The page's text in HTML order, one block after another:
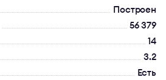
Построен
56 379
14
3.2
Есть